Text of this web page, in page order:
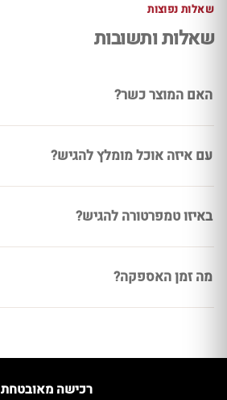
שאלות נפוצות
שאלות ותשובות
האם המוצר כשר?
עם איזה אוכל מומלץ להגיש?
באיזו טמפרטורה להגיש?
מה זמן האספקה?
רכישה מאובטחת